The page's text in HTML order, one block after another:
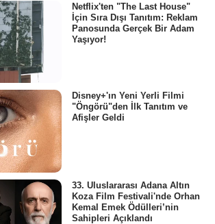
Netflix'ten "The Last House"
İçin Sıra Dışı Tanıtım: Reklam
Panosunda Gerçek Bir Adam
Yaşıyor!
Disney+'ın Yeni Yerli Filmi
"Öngörü"den İlk Tanıtım ve
Afişler Geldi
33. Uluslararası Adana Altın
Koza Film Festivali'nde Orhan
Kemal Emek Ödülleri’nin
Sahipleri Açıklandı